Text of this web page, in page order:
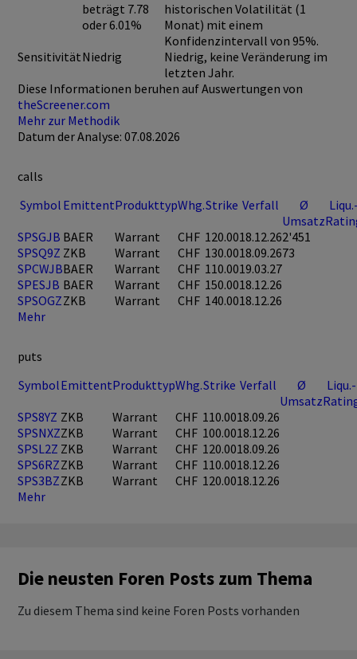
beträgt 7.78
oder 6.01%
historischen Volatilität (1
Monat) mit einem
Konfidenzintervall von 95%.
SensitivitätNiedrig
Niedrig, keine Veränderung im
letzten Jahr.
Diese Informationen beruhen auf Auswertungen von
theScreener.com
Mehr zur Methodik
Datum der Analyse: 07.08.2026
calls
Symbol EmittentProdukttypWhg.Strike Verfall
Ø
Umsatz
SPSGJB BAER Warrant CHF 120.0018.12.262'451
SPSQ9Z ZKB Warrant CHF 130.0018.09.2673
SPCWJBBAER Warrant CHF 110.0019.03.27
SPESJB BAER Warrant CHF 150.0018.12.26
SPSOGZZKB Warrant CHF 140.0018.12.26
Mehr
puts
SymbolEmittentProdukttypWhg.Strike Verfall
Ø
Umsatz
Liqu.-
SPS8YZ ZKB Warrant CHF 110.0018.09.26
SPSNXZZKB Warrant CHF 100.0018.12.26
SPSL2Z ZKB Warrant CHF 120.0018.09.26
SPS6RZZKB Warrant CHF 110.0018.12.26
SPS3BZZKB Warrant CHF 120.0018.12.26
Mehr
Die neusten Foren Posts zum Thema
Zu diesem Thema sind keine Foren Posts vorhanden